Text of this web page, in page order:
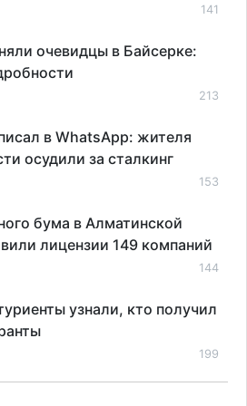
141
очевидцы в Байсерке:
213
в WhatsApp: жителя
осудили за сталкинг
153
бума в Алматинской
лицензии 149 компаний
144
узнали, кто получил
199